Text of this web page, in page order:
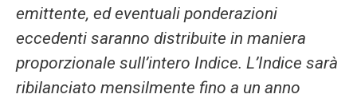
emittente, ed eventuali ponderazioni
eccedenti saranno distribuite in maniera
proporzionale sull’intero Indice. L’Indice sarà
ribilanciato mensilmente fino a un anno